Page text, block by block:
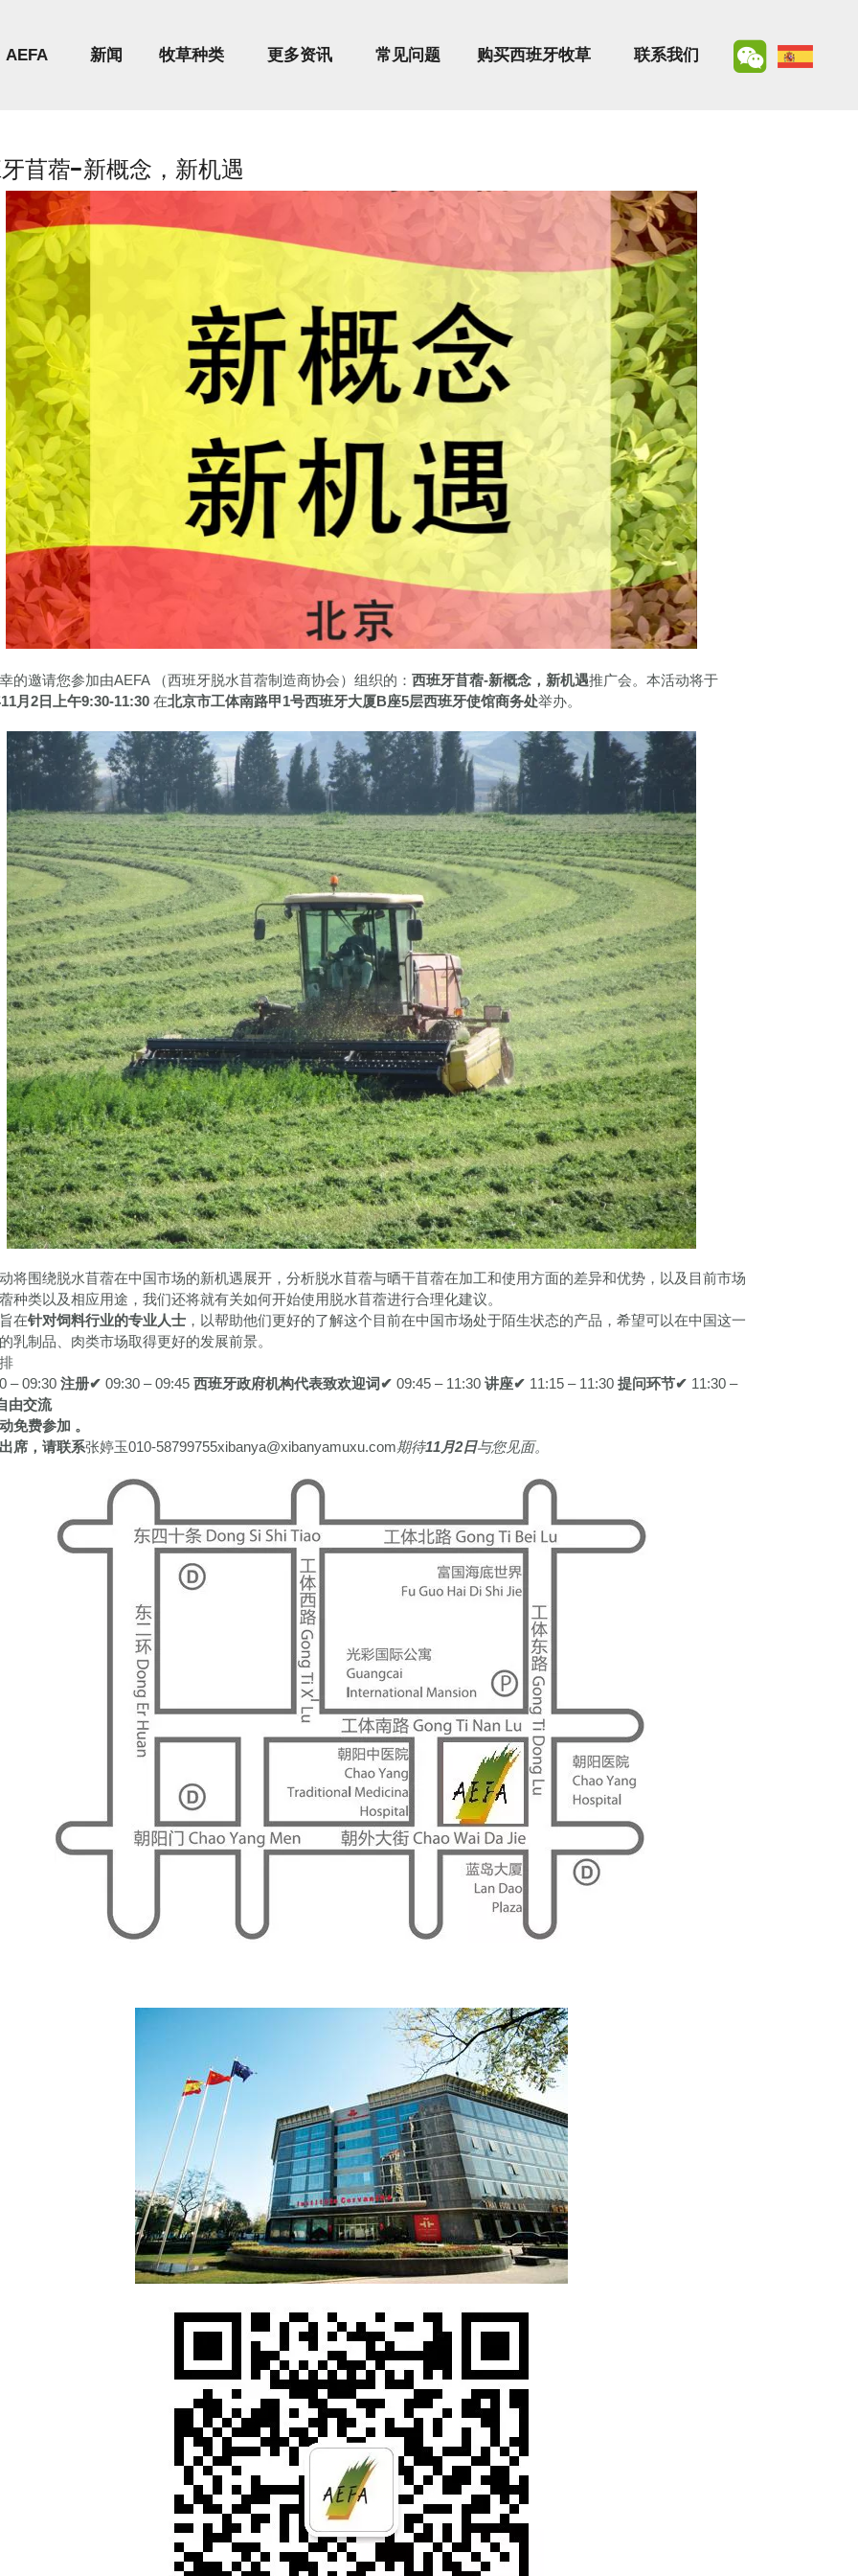
AEFA 新闻 牧草种类 更多资讯 常见问题 购买西班牙牧草 联系我们
苜蓿-新概念，新机遇
的邀请您参加由AEFA （西班牙脱水苜蓿制造商协会）组织的： 西班牙苜蓿-新概念，新机遇推广会。本活动将于
月2日上午9:30-11:30 在北京市工体南路甲1号西班牙大厦B座5层西班牙使馆商务处举办。
将围绕脱水苜蓿在中国市场的新机遇展开，分析脱水苜蓿与晒干苜蓿在加工和使用方面的差异和优势，以及目前市场
种类以及相应用途，我们还将就有关如何开始使用脱水苜蓿进行合理化建议。
在针对饲料行业的专业人士 ，以帮助他们更好的了解这个目前在中国市场处于陌生状态的产品，希望可以在中国这一
乳制品、肉类市场取得更好的发展前景。
– 09:30 注册✔ 09:30 – 09:45 西班牙政府机构代表致欢迎词✔ 09:45 – 11:30 讲座✔ 11:15 – 11:30 提问环节✔ 11:30 –
由交流
免费参加 。
席，请联系张婷玉010-58799755xibanya@xibanyamuxu.com期待11月2日与您见面。